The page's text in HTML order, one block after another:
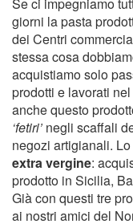
Se ci impegniamo
giorni la pasta
dei Centri
stessa cosa
acquistiamo solo
prodotti e lavorati
anche questo
‘fetiri’ negli scaffali
negozi artigianali.
extra vergine:
prodotto in Sicilia,
Già con questi tre
ai nostri amici del